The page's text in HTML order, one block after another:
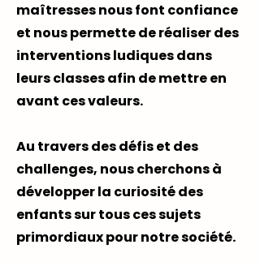
maîtresses nous font confiance
et nous permette de réaliser des
interventions ludiques dans
leurs classes afin de mettre en
avant ces valeurs.
Au travers des défis et des
challenges, nous cherchons à
développer la curiosité des
enfants sur tous ces sujets
primordiaux pour notre société.